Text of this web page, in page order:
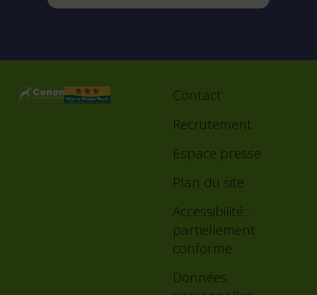
Footer
Contact
Recrutement
Espace presse
Plan du site
Accessibilité :
partiellement
conforme
Données